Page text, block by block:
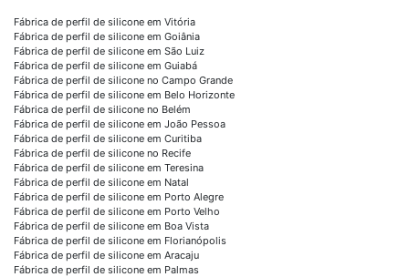
Fábrica de perfil de silicone em Vitória
Fábrica de perfil de silicone em Goiânia
Fábrica de perfil de silicone em São Luiz
Fábrica de perfil de silicone em Guiabá
Fábrica de perfil de silicone no Campo Grande
Fábrica de perfil de silicone em Belo Horizonte
Fábrica de perfil de silicone no Belém
Fábrica de perfil de silicone em João Pessoa
Fábrica de perfil de silicone em Curitiba
Fábrica de perfil de silicone no Recife
Fábrica de perfil de silicone em Teresina
Fábrica de perfil de silicone em Natal
Fábrica de perfil de silicone em Porto Alegre
Fábrica de perfil de silicone em Porto Velho
Fábrica de perfil de silicone em Boa Vista
Fábrica de perfil de silicone em Florianópolis
Fábrica de perfil de silicone em Aracaju
Fábrica de perfil de silicone em Palmas